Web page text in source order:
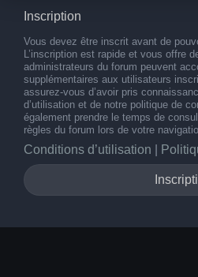
Inscription
Vous devez être inscrit avant de
L’inscription est rapide et vous offre
administrateurs du forum peuvent
supplémentaires aux utilisateurs
assurez-vous d’avoir pris
d’utilisation et de notre politique de
également prendre le temps de
règles du forum lors de votre
Conditions d’utilisation